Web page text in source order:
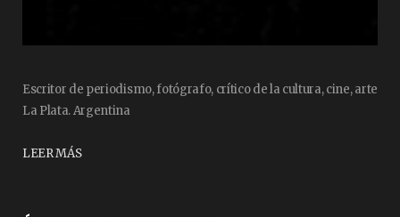
Escritor de periodismo, fotógrafo, crítico de la cultura, cine, arte
La Plata. Argentina
LEER MÁS